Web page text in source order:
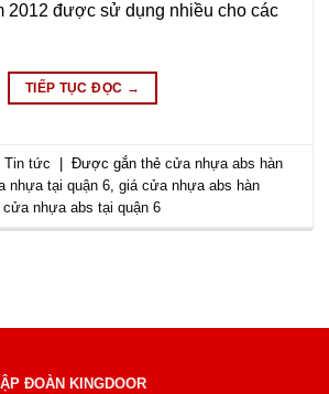
2012 được sử dụng nhiều cho các
TIẾP TỤC ĐỌC →
,Tin tức | Được gắn thẻcửa nhựa abs hàn
nhựa tại quận 6 ,giá cửa nhựa abs hàn
cửa nhựa abs tại quận 6
ĐOÀN KINGDOOR